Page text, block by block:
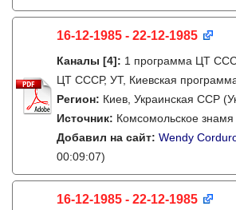
16-12-1985 - 22-12-1985
Каналы [4]: 1 программа ЦТ
ЦТ СССР, УТ, Киевская
Регион: Киев, Украинская ССР
Источник: Комсомольское знамя
Добавил на сайт: Wendy
00:09:07)
16-12-1985 - 22-12-1985